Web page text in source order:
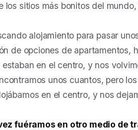
los sitios más bonitos del
alojamiento para pasar
de opciones de apartamentos,
en el centro, y nos
unos cuantos, pero
en el centro, y nos
fuéramos en otro medio de